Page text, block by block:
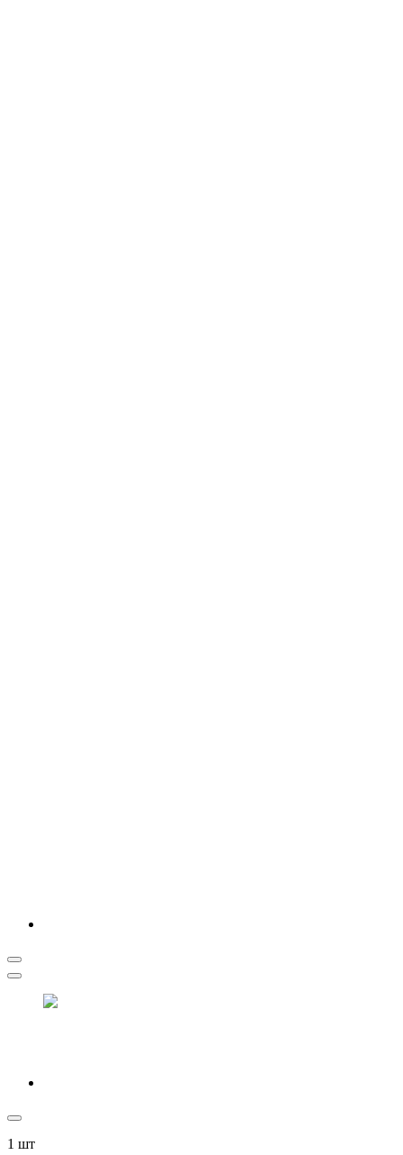
1 шт